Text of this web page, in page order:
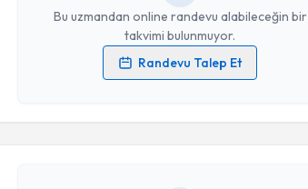
Bu uzmandan online randevu alabileceğin bir
takvimi bulunmuyor.
Randevu Talep Et
Kişisel verilerimin işlenmesine ilişkinAydınlatma
işlenmesini kabul ediyorum.
Randevu Takvimi Talebi